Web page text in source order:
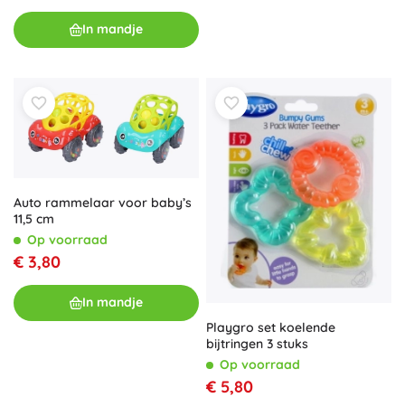
In mandje
Auto rammelaar voor baby’s
11,5 cm
Op voorraad
€ 3,80
In mandje
Playgro set koelende
bijtringen 3 stuks
Op voorraad
€ 5,80